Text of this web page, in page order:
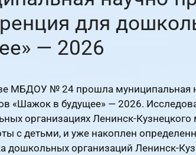
для
— 2026
МБДОУ № 24 прошла муниципальная
«Шажок в будущее» — 2026.
организациях Ленинск-
с детьми, и уже накоплен
дошкольных организаций Ленинск-